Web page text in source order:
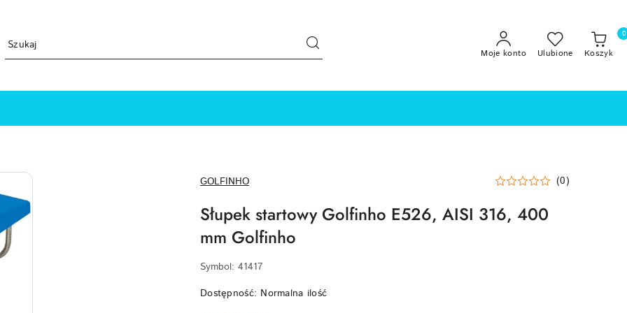
Moje konto Ulubione Koszyk
0
NAZWA
PRODUCENTA:
GOLFINHO (0)
Słupek startowy Golfinho E526, AISI 316, 400
mm Golfinho
Symbol: 41417
Dostępność: Normalna ilość